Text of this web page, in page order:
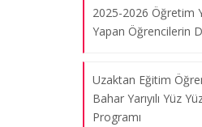
2025-2026 Öğretim
Yapan Öğrencilerin
Uzaktan Eğitim
Bahar Yarıyılı Yüz
Programı
İşbirliğinde Öğrenci
07.08.2026